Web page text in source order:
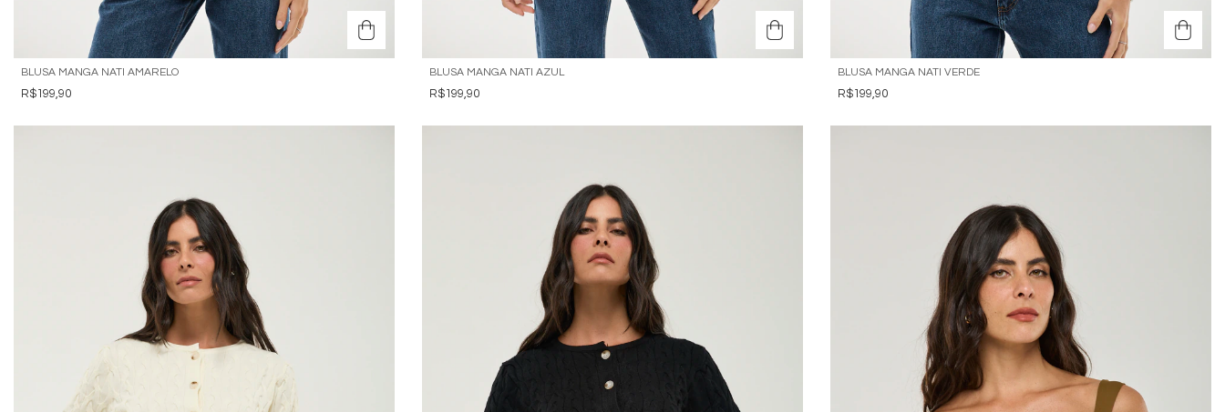
BLUSA MANGA NATI AMARELO
R$199,90
BLUSA MANGA NATI AZUL
R$199,90
BLUSA MANGA NATI VERDE
R$199,90